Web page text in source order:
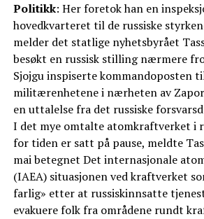
Politikk: Her foretok han en
hovedkvarteret til de russiske
melder det statlige nyhetsbyrået
besøkt en russisk stilling nærmere
Sjojgu inspiserte kommandoposten
militærenhetene i nærheten av
en uttalelse fra det russiske
I det mye omtalte atomkraftverket i
for tiden er satt på pause, meldte
mai betegnet Det internasjonale
(IAEA) situasjonen ved kraftverket
farlig» etter at russiskinnsatte
evakuere folk fra områdene rundt